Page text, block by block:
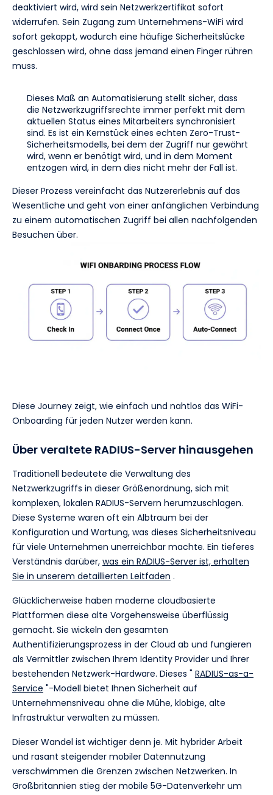
deaktiviert wird, wird sein Netzwerkzertifikat sofort
widerrufen. Sein Zugang zum Unternehmens-WiFi wird
sofort gekappt, wodurch eine häufige Sicherheitslücke
geschlossen wird, ohne dass jemand einen Finger rühren
muss.
Dieses Maß an Automatisierung stellt sicher, dass
die Netzwerkzugriffsrechte immer perfekt mit dem
aktuellen Status eines Mitarbeiters synchronisiert
sind. Es ist ein Kernstück eines echten Zero-Trust-
Sicherheitsmodells, bei dem der Zugriff nur gewährt
wird, wenn er benötigt wird, und in dem Moment
entzogen wird, in dem dies nicht mehr der Fall ist.
Dieser Prozess vereinfacht das Nutzererlebnis auf das
Wesentliche und geht von einer anfänglichen Verbindung
zu einem automatischen Zugriff bei allen nachfolgenden
Besuchen über.
Diese Journey zeigt, wie einfach und nahtlos das WiFi-
Onboarding für jeden Nutzer werden kann.
Über veraltete RADIUS-Server hinausgehen
Traditionell bedeutete die Verwaltung des
Netzwerkzugriffs in dieser Größenordnung, sich mit
komplexen, lokalen RADIUS-Servern herumzuschlagen.
Diese Systeme waren oft ein Albtraum bei der
Konfiguration und Wartung, was dieses Sicherheitsniveau
für viele Unternehmen unerreichbar machte. Ein tieferes
Verständnis darüber, was ein RADIUS-Server ist, erhalten
Sie in unserem detaillierten Leitfaden .
Glücklicherweise haben moderne cloudbasierte
Plattformen diese alte Vorgehensweise überflüssig
gemacht. Sie wickeln den gesamten
Authentifizierungsprozess in der Cloud ab und fungieren
als Vermittler zwischen Ihrem Identity Provider und Ihrer
bestehenden Netzwerk-Hardware. Dieses " RADIUS-as-a-
Service "-Modell bietet Ihnen Sicherheit auf
Unternehmensniveau ohne die Mühe, klobige, alte
Infrastruktur verwalten zu müssen.
Dieser Wandel ist wichtiger denn je. Mit hybrider Arbeit
und rasant steigender mobiler Datennutzung
verschwimmen die Grenzen zwischen Netzwerken. In
Großbritannien stieg der mobile 5G-Datenverkehr um